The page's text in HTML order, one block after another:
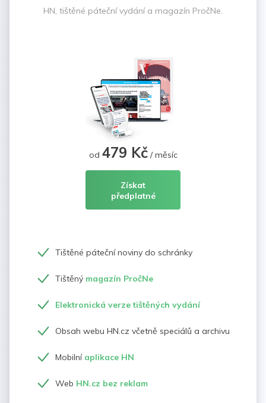
HN, tištěné páteční vydání a magazín PročNe.
od 479 Kč/ měsíc
Získat
předplatné
Tištěné páteční noviny do schránky
Tištěný magazín PročNe
Elektronická verze tištěných vydání
Obsah webu HN.cz včetně speciálů a archivu
Mobilní aplikace HN
Web HN.cz bez reklam